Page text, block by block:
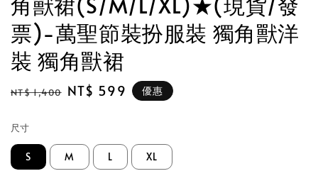
票)-萬聖節裝扮服裝 獨角獸洋
裝 獨角獸裙
Regular
NT$ 1,400 Sale
NT$ 599 優惠
尺寸
S M L XL